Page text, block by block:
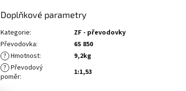
Doplňkové parametry
Kategorie:
ZF - převodovky
Převodovka:
6S 850
? Hmotnost:
9,2kg
? Převodový
poměr: 1:1,53